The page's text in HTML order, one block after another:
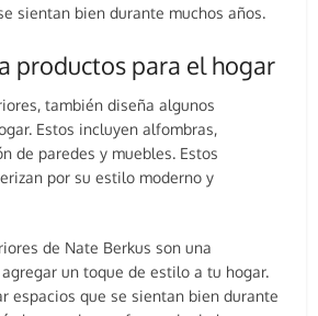
sientan bien durante muchos años.
productos para el hogar
también diseña algunos
Estos incluyen alfombras,
de paredes y muebles. Estos
por su estilo moderno y
de Nate Berkus son una
un toque de estilo a tu hogar.
espacios que se sientan bien durante